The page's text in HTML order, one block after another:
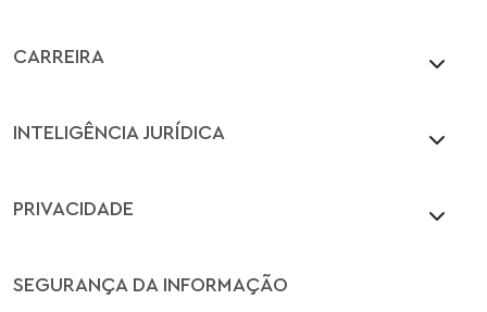
CARREIRA
INTELIGÊNCIA JURÍDICA
PRIVACIDADE
SEGURANÇA DA INFORMAÇÃO